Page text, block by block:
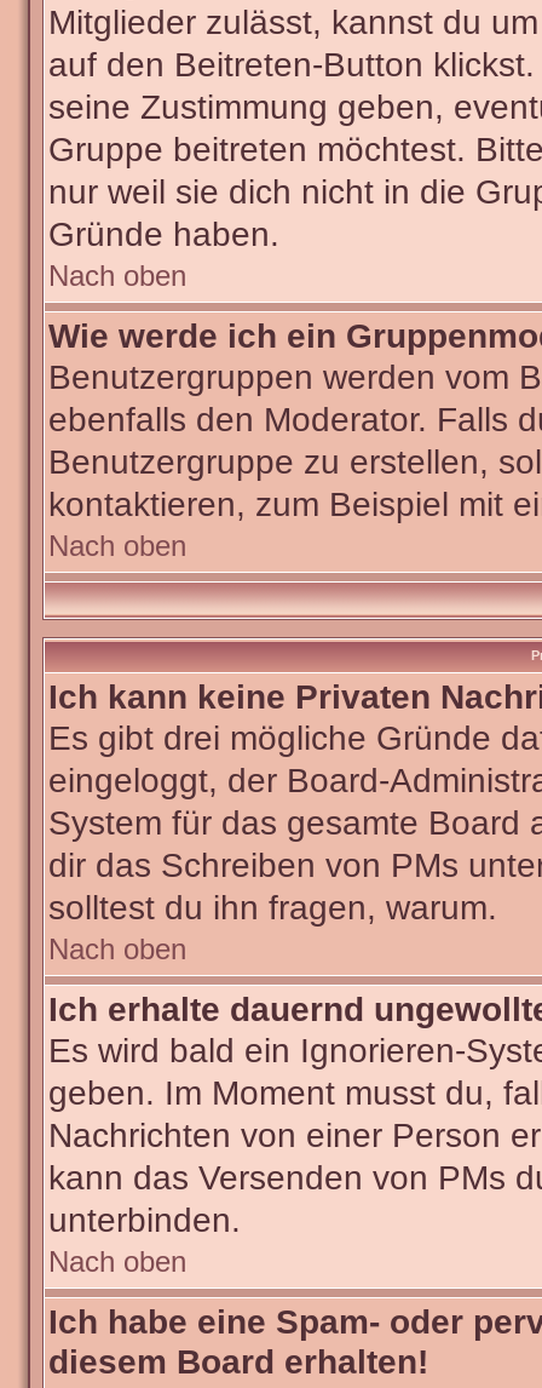
Mitglieder zulässt, kannst du
auf den Beitreten-Button
seine Zustimmung geben,
Gruppe beitreten möchtest.
nur weil sie dich nicht in die
Gründe haben.
Nach oben
Wie werde ich ein
Benutzergruppen werden vom
ebenfalls den Moderator. Falls
Benutzergruppe zu erstellen,
kontaktieren, zum Beispiel mit
Nach oben
Ich kann keine Privaten
Es gibt drei mögliche Gründe
eingeloggt, der Board-
System für das gesamte Board
dir das Schreiben von PMs
solltest du ihn fragen, warum.
Nach oben
Ich erhalte dauernd
Es wird bald ein Ignorieren-
geben. Im Moment musst du,
Nachrichten von einer Person
kann das Versenden von PMs
unterbinden.
Nach oben
Ich habe eine Spam- oder
diesem Board erhalten!